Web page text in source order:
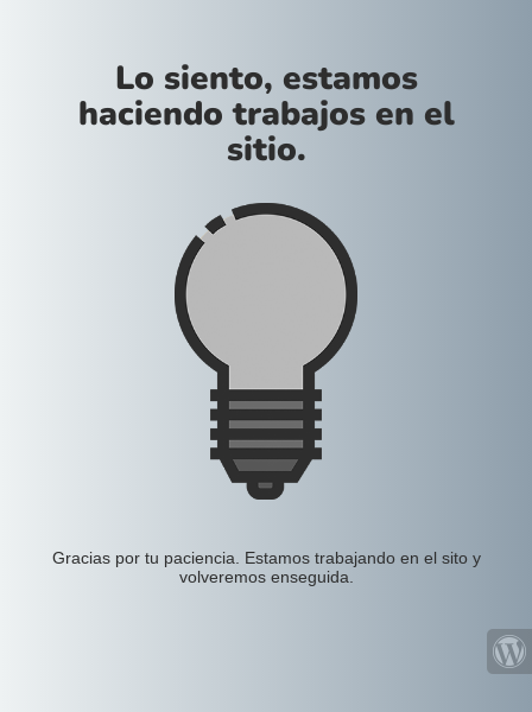
Lo siento, estamos
haciendo trabajos en el
sitio.
Gracias por tu paciencia. Estamos trabajando en el sito y
volveremos enseguida.